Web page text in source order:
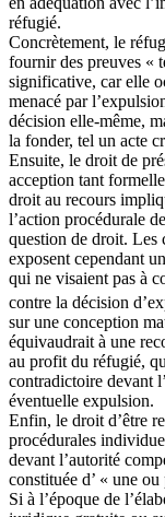
réfugié.
Concrètement, le
fournir des preuves «
significative, car elle
menacé par
décision elle-même,
la fonder, tel un acte
Ensuite, le droit de
acception tant
droit au recours
l’action procédurale
question de droit. Les
exposent cependant
qui ne visaient pas à
contre la décision
sur une conception
équivaudrait à une
au profit du réfugié,
contradictoire devant
éventuelle expulsion.
Enfin, le droit d’être
procédurales
devant l’autorité
constituée d’ « une
Si à l’époque de